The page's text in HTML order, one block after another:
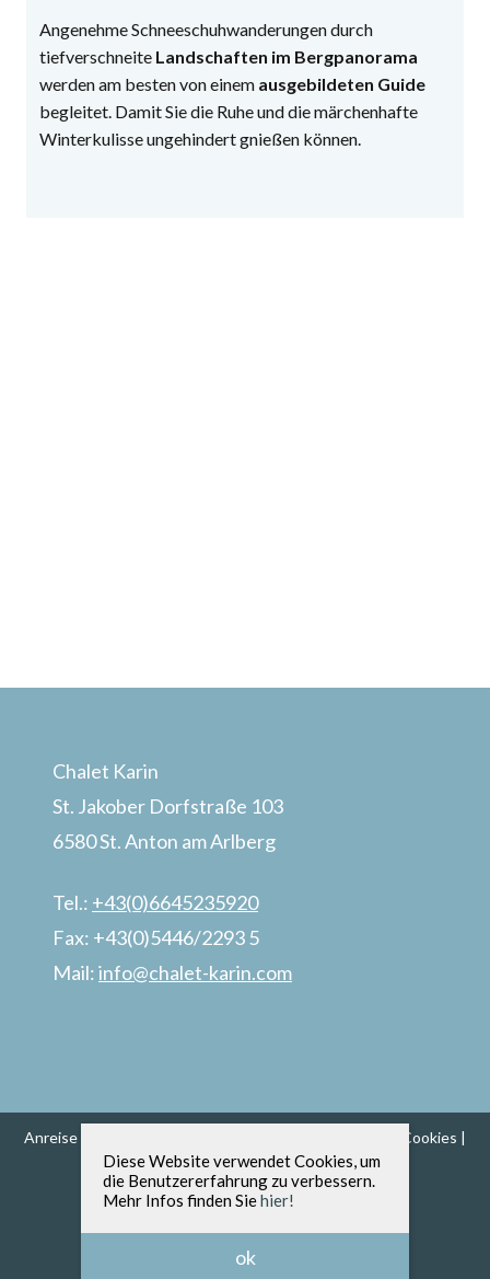
Angenehme Schneeschuhwanderungen durch
tiefverschneite Landschaften im Bergpanorama
werden am besten von einem ausgebildeten Guide
begleitet. Damit Sie die Ruhe und die märchenhafte
Winterkulisse ungehindert gnießen können.
Chalet Karin
St. Jakober Dorfstraße 103
6580 St. Anton am Arlberg
Tel.: +43(0)6645235920
Fax: +43(0)5446/2293 5
Mail:info@chalet-karin.com
Anreise Datenschutz & Cookies |
AGBs|Sitemap
Diese Website verwendet Cookies, um
die Benutzererfahrung zu verbessern.
Mehr Infos finden Siehier!
ok